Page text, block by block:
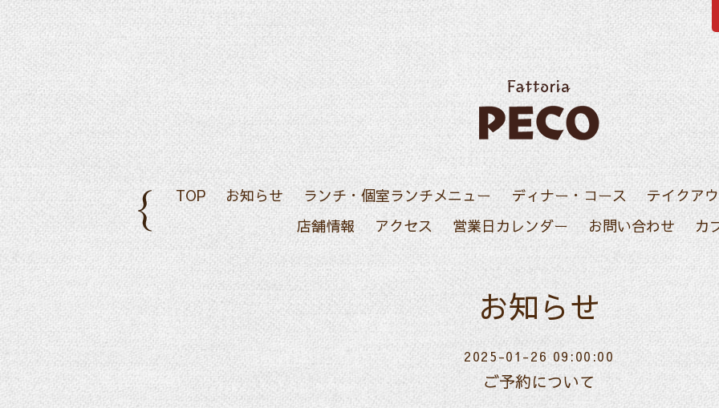
TOP お知らせ ランチ・個室ランチメニュー ディナー・コース
テイクア
店舗情報
アクセス 営業日カレンダー お問い合わせ カ
お知らせ
2025-01-26 09:00:00
ご予約について